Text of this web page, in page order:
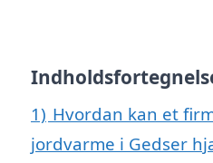
1) Hvordan kan et
jordvarme i Gedser